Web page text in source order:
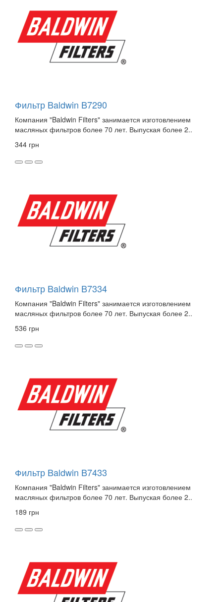
Фильтр Baldwin B7290
Компания "Baldwin Filters" занимается изготовлением
масляных фильтров более 70 лет. Выпуская более 2..
344 грн
Фильтр Baldwin B7334
Компания "Baldwin Filters" занимается изготовлением
масляных фильтров более 70 лет. Выпуская более 2..
536 грн
Фильтр Baldwin B7433
Компания "Baldwin Filters" занимается изготовлением
масляных фильтров более 70 лет. Выпуская более 2..
189 грн